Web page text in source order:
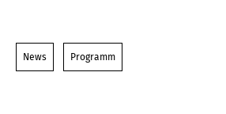
News Programm